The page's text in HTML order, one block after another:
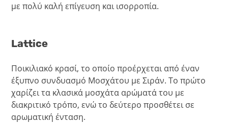
με πολύ καλή επίγευση και ισορροπία.
Lattice
Ποικιλιακό κρασί, το οποίο προέρχεται από έναν
έξυπνο συνδυασμό Μοσχάτου με Σιράν. Το πρώτο
χαρίζει τα κλασικά μοσχάτα αρώματά του με
διακριτικό τρόπο, ενώ το δεύτερο προσθέτει σε
αρωματική ένταση.